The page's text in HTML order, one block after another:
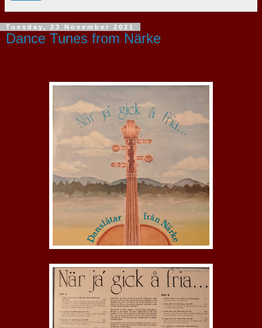
Tuesday, 23 November 2021
Dance Tunes from Närke